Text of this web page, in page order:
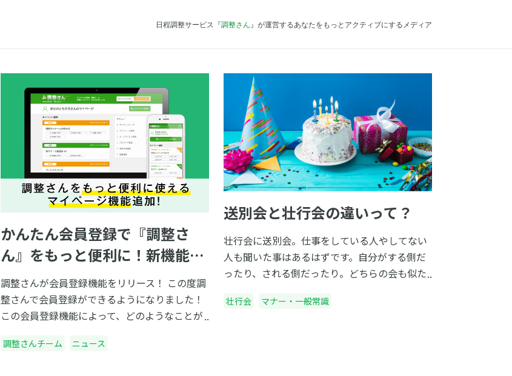
日程調整サービス『調整さん 』が運営するあなたをもっとアクティブにするメディア
かんたん会員登録で『調整さ
ん』をもっと便利に！新機能の
ご紹介
調整さんが会員登録機能をリリース！ この度調
整さんで会員登録ができるようになりました！
この会員登録機能によって、どのようなことが
そく会員登録する 会員登録機能でできるように
調整さんチーム ニュース
送別会と壮行会の違いって？
壮行会に送別会。仕事をしている人やしてない
人も聞いた事はあるはずです。自分がする側だ
ったり、される側だったり。どちらの会も似た
のか区別出来る人は少ないと思います。二つの
壮行会 マナー・一般常識